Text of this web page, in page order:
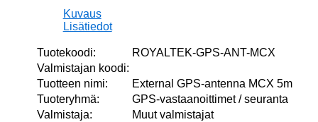
Kuvaus
Lisätiedot
Tuotekoodi:
ROYALTEK-GPS-ANT-MCX
Valmistajan koodi:
Tuotteen nimi:
External GPS-antenna MCX 5m
Tuoteryhmä:
GPS-vastaanoittimet / seuranta
Valmistaja:
Muut valmistajat